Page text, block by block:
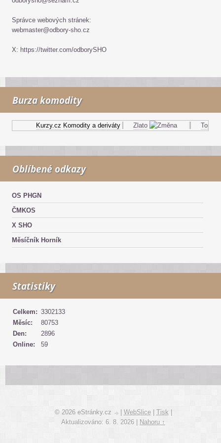
Správce webových stránek:
webmaster@odbory-sho.cz
X: https://twitter.com/odborySHO
Burza komodity
Kurzy.cz Komodity a deriváty Zlato Topný
Oblíbené odkazy
OS PHGN
ČMKOS
X SHO
Měsíčník Horník
Statistiky
Online: 59
Celkem: 3302133
Měsíc:
80753
Den:
2896
© 2026 eStránky.cz WebSlice Tisk
Aktualizováno: 6. 8. 2026
Nahoru ↑